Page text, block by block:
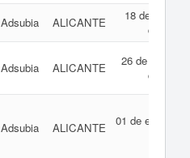
Adsubia ALICANTE
18 de agosto
de 2021
Adsubia ALICANTE
26 de octubre
de 2020
Adsubia ALICANTE
01 de enero de